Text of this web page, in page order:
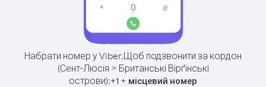
Набрати номер у Viber.Щоб подзвонити за кордон
(Сент-Люсія > Британські Вірґінські
острови):+1 + місцевий номер